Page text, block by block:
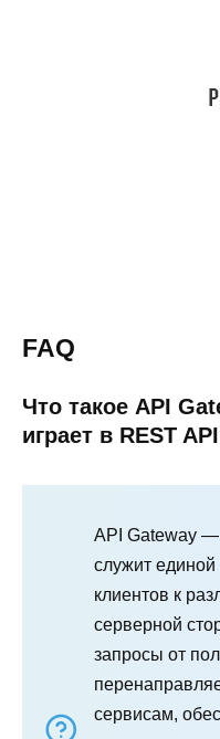
FAQ
Что такое API
играет в REST
API Gateway —
служит единой
клиентов к
серверной
запросы от
сервисам,